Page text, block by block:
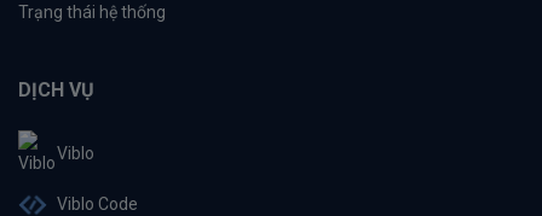
Trạng thái hệ thống
DỊCH VỤ
Viblo
Viblo Code